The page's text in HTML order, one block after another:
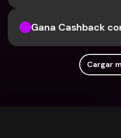
Gana Cashback
Cargar